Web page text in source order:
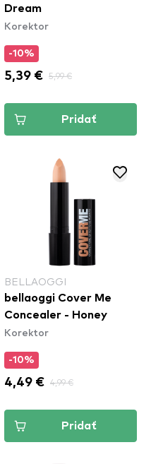
Dream
Korektor
-10%
5,39 € 5,99 €
Pridať
BELLAOGGI
bellaoggi Cover Me
Concealer - Honey
Korektor
-10%
4,49 € 4,99 €
Pridať